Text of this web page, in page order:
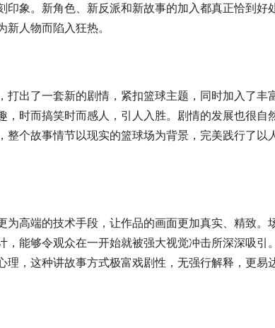
象。新角色、新反派和新故事的加入都真正恰到好处
人物而陷入狂热。
出了一套新的剧情，紧扣篮球主题，同时加入了丰
时而搞笑时而感人，引人入胜。剧情的发展也很自
个故事情节以现实的篮球场为背景，完美践行了以
高端的技术手段，让作品的画面更加真实、精致。
能够令观众在一开始就被强大视觉冲击所深深吸引
，这种讲故事方式极富戏剧性，无强行解释，更易